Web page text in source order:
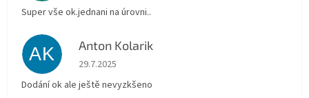
Super vše ok.jednani na úrovni..
AK Anton Kolarik
Hodnocení obchodu je 5 z 5 hvězdiček.
29.7.2025
Dodání ok ale ještě nevyzkšeno